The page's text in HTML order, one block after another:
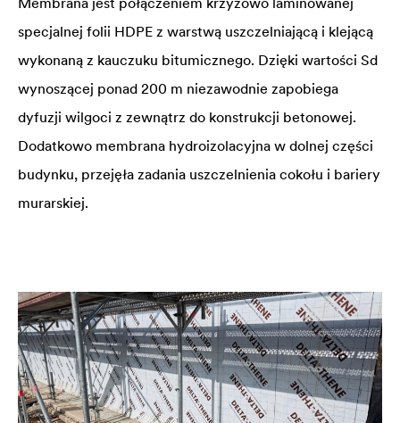
specjalnej folii HDPE z warstwą uszczelniającą i klejącą
wykonaną z kauczuku bitumicznego. Dzięki wartości Sd
wynoszącej ponad 200 m niezawodnie zapobiega
dyfuzji wilgoci z zewnątrz do konstrukcji betonowej.
Dodatkowo membrana hydroizolacyjna w dolnej części
budynku, przejęła zadania uszczelnienia cokołu i bariery
murarskiej.